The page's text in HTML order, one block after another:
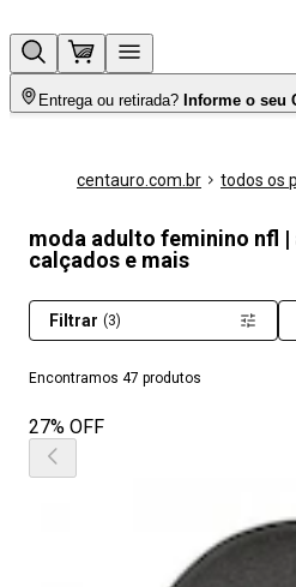
Entrega ou retirada? Informe o seu
centauro.com.br todos os
moda adulto feminino nfl |
calçados e mais
Encontramos 47 produtos
Filtrar (3)
27% OFF